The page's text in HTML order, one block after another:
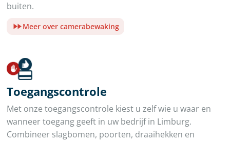
buiten.
Meer over camerabewaking
Toegangscontrole
Met onze toegangscontrole kiest u zelf wie u waar en
wanneer toegang geeft in uw bedrijf in Limburg.
Combineer slagbomen, poorten, draaihekken en